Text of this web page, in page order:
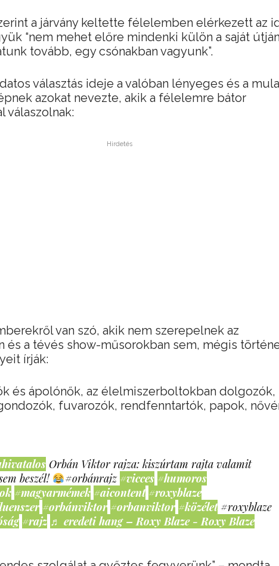
a járvány keltette félelemben elérkezett az
“nem mehet előre mindenki külön a saját
tovább, egy csónakban vagyunk”.
választás ideje a valóban lényeges és a
azokat nevezte, akik a félelemre bátor
válaszolnak:
Hirdetés
van szó, akik nem szerepelnek az
és a tévés show-műsorokban sem, mégis
írják:
és ápolónők, az élelmiszerboltokban dolgozók,
fuvarozók, rendfenntartók, papok,
Orbán Viktor rajza: kiszúrtam rajta valamit
beszél!
#orbánrajz #vicces #humoros
#magyarmémek #aicontent #roxyblaze
#orbánviktor #orbanviktor #közélet #roxyblaze
#rajz ♬ eredeti hang – Roxy Blaze - Roxy Blaze